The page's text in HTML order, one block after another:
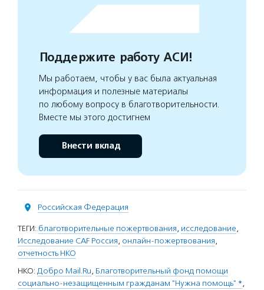
Поддержите работу АСИ!
Мы работаем, чтобы у вас была актуальная
информация и полезные материалы
по любому вопросу в благотворительности.
Вместе мы этого достигнем
Внести вклад
Российская Федерация
ТЕГИ: благотворительные пожертвования, исследование,
Исследование CAF Россия, онлайн-пожертвования,
отчетность НКО
НКО: Добро Mail.Ru, Благотворительный фонд помощи
социально-незащищенным гражданам "Нужна помощь" *,